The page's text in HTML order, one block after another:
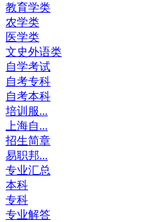
教育学类
农学类
医学类
文史外语类
自学考试
自考专科
自考本科
培训服...
上海自...
招生简章
易职邦...
专业汇总
本科
专科
专业解答